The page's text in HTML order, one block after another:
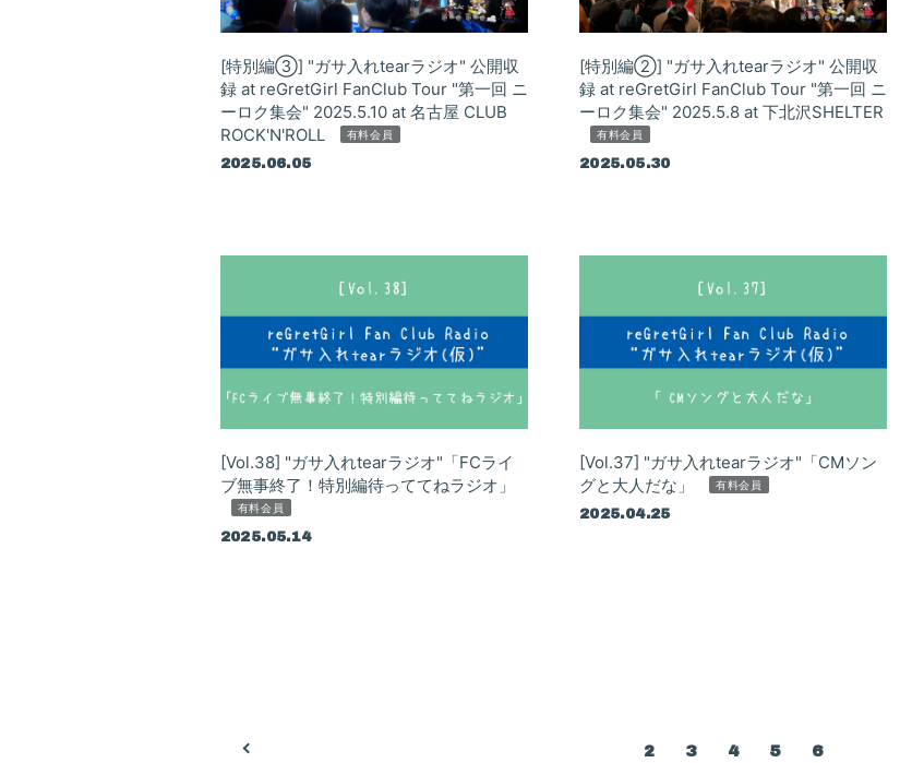
Live / Schedule
Bio
Disc
Movie
[特別編③] "ガサ入れtearラジオ" 公開収
録 at reGretGirl FanClub Tour "第一回 ニ
ーロク集会" 2025.5.10 at 名古屋 CLUB
ROCK'N'ROLL
有料会員
2025.06.05
[特別編②] "ガサ入れtearラジオ" 公開収
録 at reGretGirl FanClub Tour "第一回 ニ
ーロク集会" 2025.5.8 at 下北沢SHELTER
有料会員
2025.05.30
[Vol.38] "ガサ入れtearラジオ"「FCライ
ブ無事終了！特別編待っててねラジオ」
有料会員
2025.05.14
[Vol.37] "ガサ入れtearラジオ"「CMソン
グと大人だな」
有料会員
2025.04.25
2 3 4 5 6